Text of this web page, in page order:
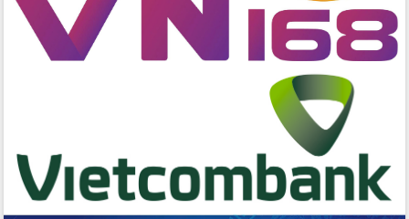
Thứ trưởng Bộ Y tế làm việc với tỉnh
Đắk Lắk về phát triển nhân lực y tế
cho trạm y tế cấp xã
Đoàn đại biểu Quốc hội tỉnh Đắk Lắk
trao đổi thông tin trước Kỳ họp thứ
nhất, Quốc hội khóa XVI